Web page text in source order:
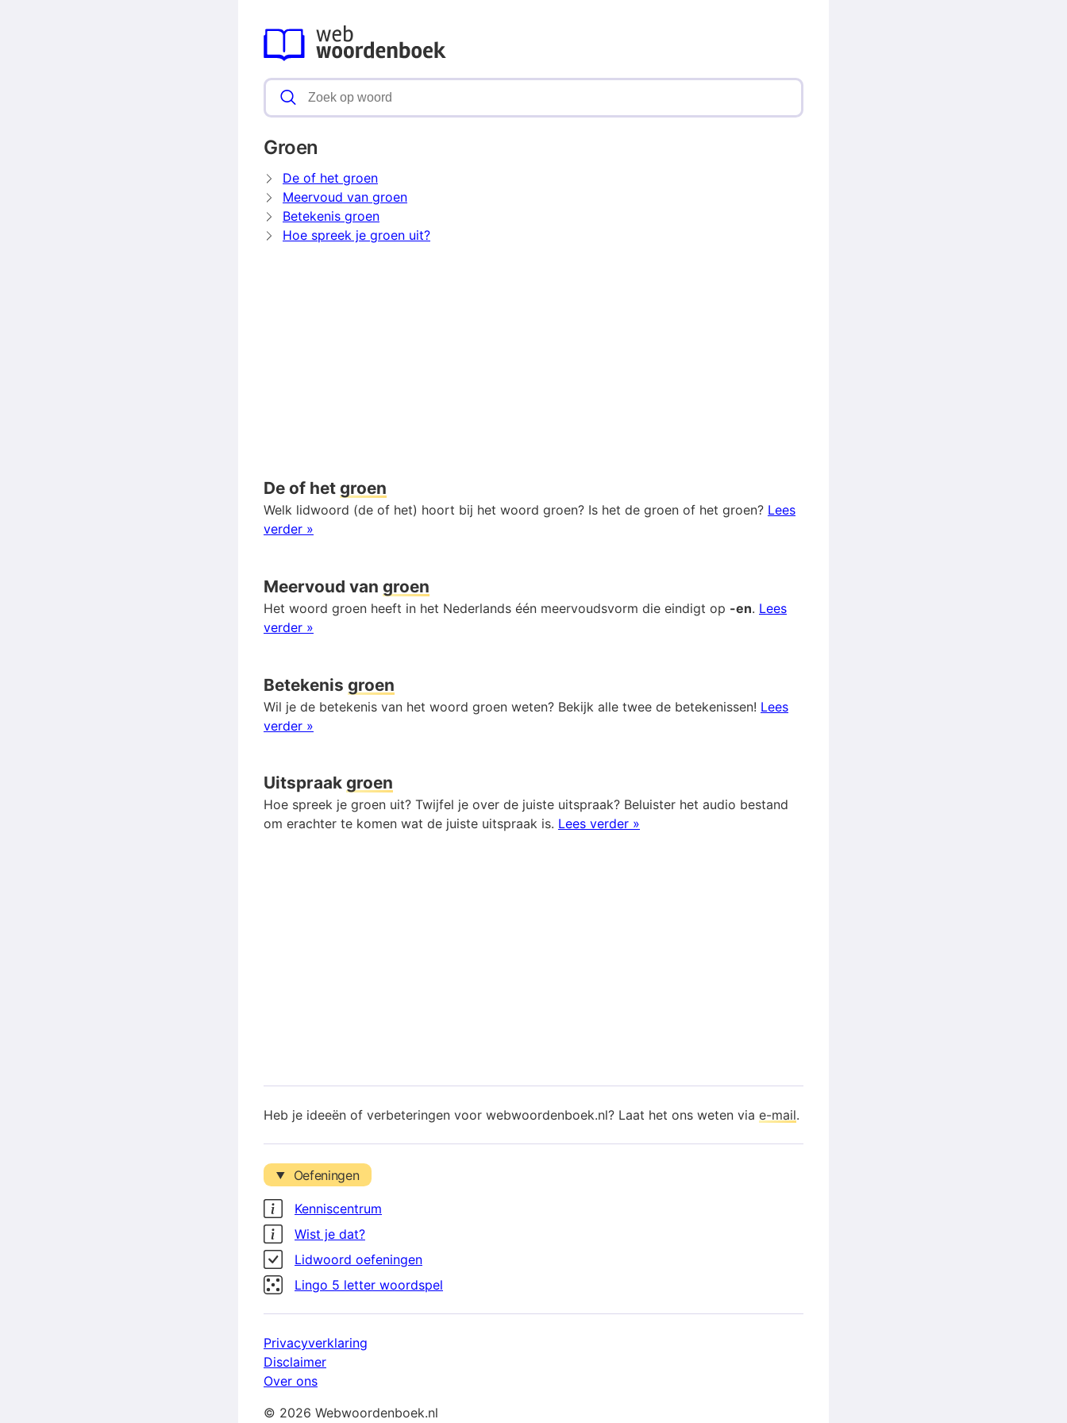
Groen
De of het groen
Meervoud van groen
Betekenis groen
Hoe spreek je groen uit?
De of het groen
Welk lidwoord (de of het) hoort bij het woord groen? Is het de groen of het groen? Lees
verder »
Meervoud van groen
Het woord groen heeft in het Nederlands één meervoudsvorm die eindigt op -en. Lees
verder »
Betekenis groen
Wil je de betekenis van het woord groen weten? Bekijk alle twee de betekenissen! Lees
verder »
Uitspraak groen
Hoe spreek je groen uit? Twijfel je over de juiste uitspraak? Beluister het audio bestand
om erachter te komen wat de juiste uitspraak is. Lees verder »
Heb je ideeën of verbeteringen voor webwoordenboek.nl? Laat het ons weten via e-mail.
Oefeningen
Kenniscentrum
Wist je dat?
Lidwoord oefeningen
Lingo 5 letter woordspel
Privacyverklaring
Disclaimer
Over ons
© 2026 Webwoordenboek.nl